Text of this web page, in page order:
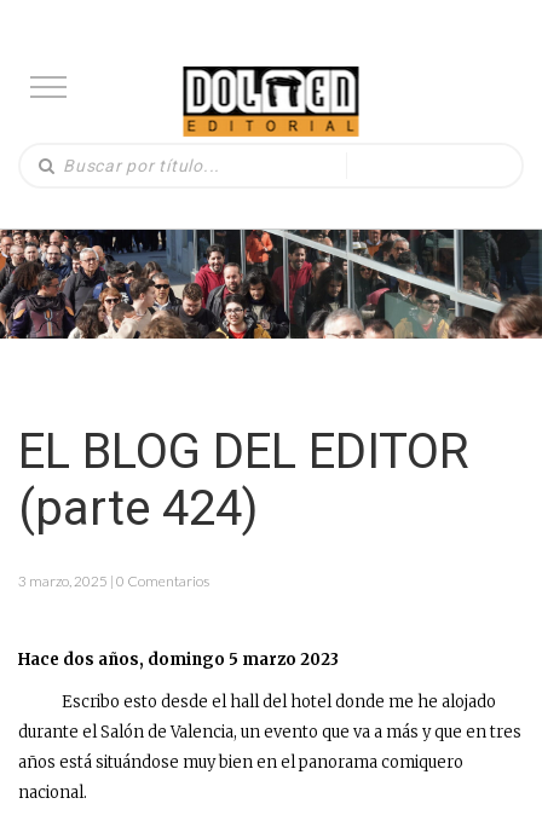
EL BLOG DEL EDITOR
(parte 424)
3 marzo, 2025 | 0 Comentarios
Hace dos años, domingo 5 marzo 2023
Escribo esto desde el hall del hotel donde me he alojado
durante el Salón de Valencia, un evento que va a más y que en tres
años está situándose muy bien en el panorama comiquero
nacional.